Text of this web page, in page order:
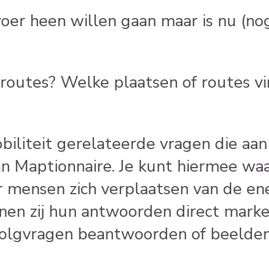
heen willen gaan maar is nu
Welke plaatsen of routes
gerelateerde vragen die
Maptionnaire. Je kunt hiermee
zich verplaatsen van de
zij hun antwoorden direct
beantwoorden of